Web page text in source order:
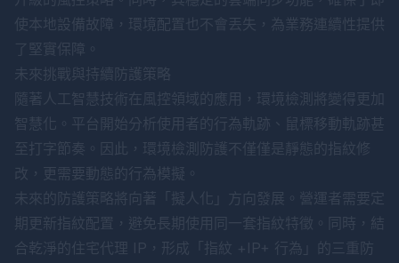
使本地設備故障，環境配置也不會丟失，為業務連續性提供
了堅實保障。
未來挑戰與持續防護策略
隨著人工智慧技術在風控領域的應用，環境檢測將變得更加
智慧化。平台開始分析使用者的行為軌跡、鼠標移動軌跡甚
至打字節奏。因此，環境檢測防護不僅僅是靜態的指紋修
改，更需要動態的行為模擬。
未來的防護策略將向著「擬人化」方向發展。營運者需要定
期更新指紋配置，避免長期使用同一套指紋特徵。同時，結
合乾淨的住宅代理 IP，形成「指紋 +IP+ 行為」的三重防